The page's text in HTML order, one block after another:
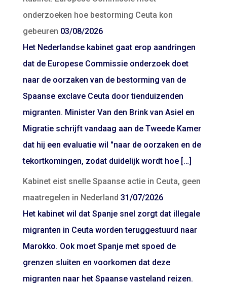
onderzoeken hoe bestorming Ceuta kon
gebeuren 03/08/2026
Het Nederlandse kabinet gaat erop aandringen
dat de Europese Commissie onderzoek doet
naar de oorzaken van de bestorming van de
Spaanse exclave Ceuta door tienduizenden
migranten. Minister Van den Brink van Asiel en
Migratie schrijft vandaag aan de Tweede Kamer
dat hij een evaluatie wil "naar de oorzaken en de
tekortkomingen, zodat duidelijk wordt hoe […]
Kabinet eist snelle Spaanse actie in Ceuta, geen
maatregelen in Nederland 31/07/2026
Het kabinet wil dat Spanje snel zorgt dat illegale
migranten in Ceuta worden teruggestuurd naar
Marokko. Ook moet Spanje met spoed de
grenzen sluiten en voorkomen dat deze
migranten naar het Spaanse vasteland reizen.